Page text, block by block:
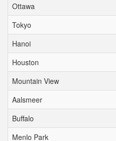
Ottawa
Tokyo
Hanoi
Houston
Mountain View
Aalsmeer
Buffalo
Menlo Park